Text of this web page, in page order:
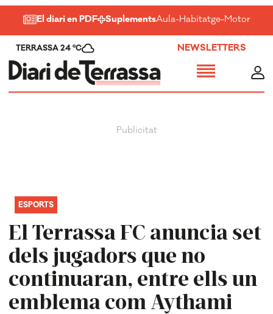
El diari en PDF SuplementsAula-Habitatge-Motor-
TERRASSA 24 ºC NEWSLETTERS
El Terrassa FC anuncia set
dels jugadors que no
continuaran, entre ells un
emblema com Aythami
ESPORTS